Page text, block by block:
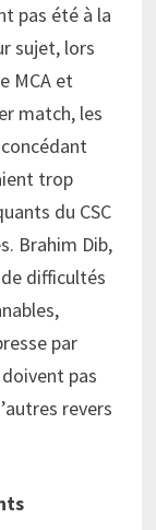
pas été à la
sujet, lors
MCA et
match, les
trop
du CSC
Brahim Dib,
difficultés
par
pas
revers